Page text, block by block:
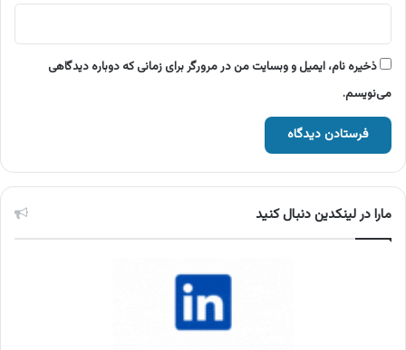
ذخیره نام، ایمیل و وبسایت من در مرورگر برای زمانی که دوباره دیدگاهی
می‌نویسم.
مارا در لینکدین دنبال کنید